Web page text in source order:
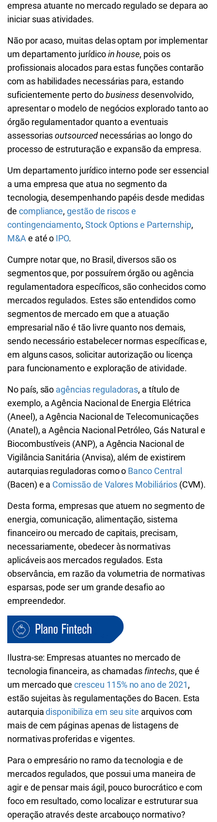
empresa atuante no mercado regulado se depara ao
iniciar suas atividades.
Não por acaso, muitas delas optam por implementar
um departamento jurídicoin house, pois os
profissionais alocados para estas funções contarão
com as habilidades necessárias para, estando
suficientemente perto dobusinessdesenvolvido,
apresentar o modelo de negócios explorado tanto ao
órgão regulamentador quanto a eventuais
assessoriasoutsourcednecessárias ao longo do
processo de estruturação e expansão da empresa.
Um departamento jurídico interno pode ser essencial
a uma empresa que atua no segmento da
tecnologia, desempenhando papéis desde medidas
de compliance,gestão de riscos e
contingenciamento, Stock Options e Parternship,
M&A e até o IPO.
Cumpre notar que, no Brasil, diversos são os
segmentos que, por possuírem órgão ou agência
regulamentadora específicos, são conhecidos como
mercados regulados. Estes são entendidos como
segmentos de mercado em que a atuação
empresarial não é tão livre quanto nos demais,
sendo necessário estabelecer normas específicas e,
em alguns casos, solicitar autorização ou licença
para funcionamento e exploração de atividade.
No país, são agências reguladoras, a título de
exemplo, a Agência Nacional de Energia Elétrica
(Aneel), a Agência Nacional de Telecomunicações
(Anatel), a Agência Nacional Petróleo, Gás Natural e
Biocombustíveis (ANP), a Agência Nacional de
Vigilância Sanitária (Anvisa), além de existirem
autarquias reguladoras como o Banco Central
(Bacen) e a Comissão de Valores Mobiliários(CVM).
Desta forma, empresas que atuem no segmento de
energia, comunicação, alimentação, sistema
financeiro ou mercado de capitais, precisam,
necessariamente, obedecer às normativas
aplicáveis aos mercados regulados. Esta
observância, em razão da volumetria de normativas
esparsas, pode ser um grande desafio ao
empreendedor.
Ilustra-se: Empresas atuantes no mercado de
tecnologia financeira, as chamadas fintechs, que é
um mercado quecresceu 115% no ano de 2021,
estão sujeitas às regulamentações do Bacen. Esta
autarquiadisponibiliza em seu site arquivos com
mais de cem páginas apenas de listagens de
normativas proferidas e vigentes.
Para o empresário no ramo da tecnologia e de
mercados regulados, que possui uma maneira de
agir e de pensar mais ágil, pouco burocrático e com
foco em resultado, como localizar e estruturar sua
operação através deste arcabouço normativo?